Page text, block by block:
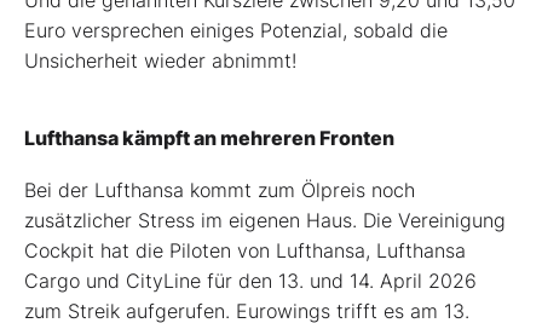
Euro versprechen einiges Potenzial, sobald die
Unsicherheit wieder abnimmt!
Lufthansa kämpft an mehreren Fronten
Bei der Lufthansa kommt zum Ölpreis noch
zusätzlicher Stress im eigenen Haus. Die Vereinigung
Cockpit hat die Piloten von Lufthansa, Lufthansa
Cargo und CityLine für den 13. und 14. April 2026
zum Streik aufgerufen. Eurowings trifft es am 13.